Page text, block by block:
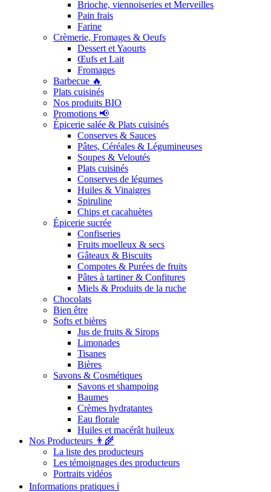
Brioche, viennoiseries et Merveilles
Pain frais
Farine
Crèmerie, Fromages & Oeufs
Dessert et Yaourts
Œufs et Lait
Fromages
Barbecue 🔥
Plats cuisinés
Nos produits BIO
Promotions 📢
Épicerie salée & Plats cuisinés
Conserves & Sauces
Pâtes, Céréales & Légumineuses
Soupes & Veloutés
Plats cuisinés
Conserves de légumes
Huiles & Vinaigres
Spiruline
Chips et cacahuètes
Épicerie sucrée
Confiseries
Fruits moelleux & secs
Gâteaux & Biscuits
Compotes & Purées de fruits
Pâtes à tartiner & Confitures
Miels & Produits de la ruche
Chocolats
Bien être
Softs et bières
Jus de fruits & Sirops
Limonades
Tisanes
Bières
Savons & Cosmétiques
Savons et shampoing
Baumes
Crèmes hydratantes
Eau florale
Huiles et macérât huileux
Nos Producteurs 👨‍🌾
La liste des producteurs
Les témoignages des producteurs
Portraits vidéos
Informations pratiques ℹ️